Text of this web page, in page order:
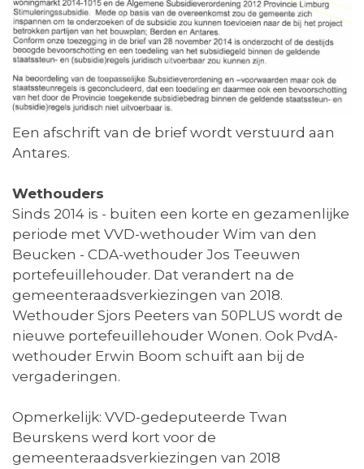
Een afschrift van de brief wordt verstuurd aan
Antares.
Wethouders
Sinds 2014 is - buiten een korte en gezamenlijke
periode met VVD-wethouder Wim van den
Beucken - CDA-wethouder Jos Teeuwen
portefeuillehouder. Dat verandert na de
gemeenteraadsverkiezingen van 2018.
Wethouder Sjors Peeters van 50PLUS wordt de
nieuwe portefeuillehouder Wonen. Ook PvdA-
wethouder Erwin Boom schuift aan bij de
vergaderingen.
Opmerkelijk: VVD-gedeputeerde Twan
Beurskens werd kort voor de
gemeenteraadsverkiezingen van 2018